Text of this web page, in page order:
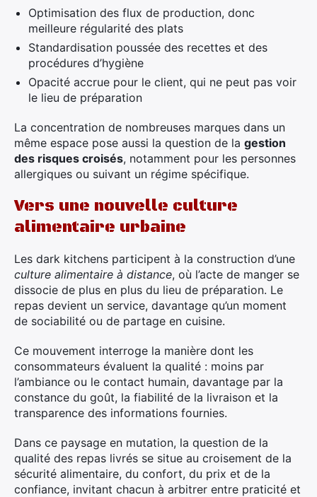
Optimisation des flux de production, donc
meilleure régularité des plats
Standardisation poussée des recettes et des
procédures d’hygiène
Opacité accrue pour le client, qui ne peut pas voir
le lieu de préparation
La concentration de nombreuses marques dans un
même espace pose aussi la question de la gestion
des risques croisés, notamment pour les personnes
allergiques ou suivant un régime spécifique.
Vers une nouvelle culture
alimentaire urbaine
Les dark kitchens participent à la construction d’une
culture alimentaire à distance, où l’acte de manger se
dissocie de plus en plus du lieu de préparation. Le
repas devient un service, davantage qu’un moment
de sociabilité ou de partage en cuisine.
Ce mouvement interroge la manière dont les
consommateurs évaluent la qualité : moins par
l’ambiance ou le contact humain, davantage par la
constance du goût, la fiabilité de la livraison et la
transparence des informations fournies.
Dans ce paysage en mutation, la question de la
qualité des repas livrés se situe au croisement de la
sécurité alimentaire, du confort, du prix et de la
confiance, invitant chacun à arbitrer entre praticité et